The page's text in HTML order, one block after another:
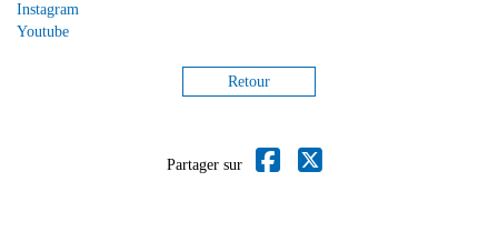
Instagram
Youtube
Retour
Partager sur